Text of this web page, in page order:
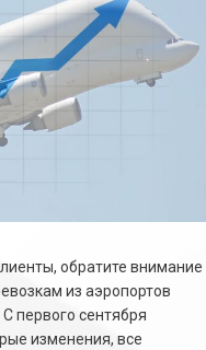
обратите внимание
из аэропортов
первого сентября
изменения, все